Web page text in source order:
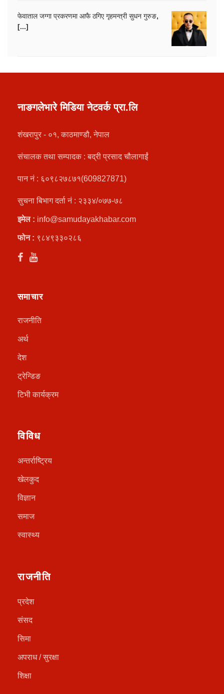
फेवाताल जग्गा प्रकरणमा आफै ठगिए गृहमन्त्री सुधन गुरुङ,
[...]
नाङगलेभारे मिडिया नेटवर्क प्रा.लि
शंखरापुर - ०१, काठमाण्डौ, नेपाल
संचालक तथा सम्पादक : बद्री प्रसाद चौलागाईं
पान नं : ६०९८२७८७१(609827871)
सुचना बिभाग दर्ता नं : २३३४/०७७-७८
इमेल : info@samudayakhabar.com
फोन : ९८४९३३०२८६
समाचार
राजनीति
अर्थ
देश
ट्रेन्डिङ
टिभी कार्यक्रम
विविध
अन्तर्राष्ट्रिय
खेलकुद
विज्ञान
समाज
स्वास्थ्य
राजनीति
प्रदेश
संसद
सिमा
अपराध / सुरक्षा
शिक्षा